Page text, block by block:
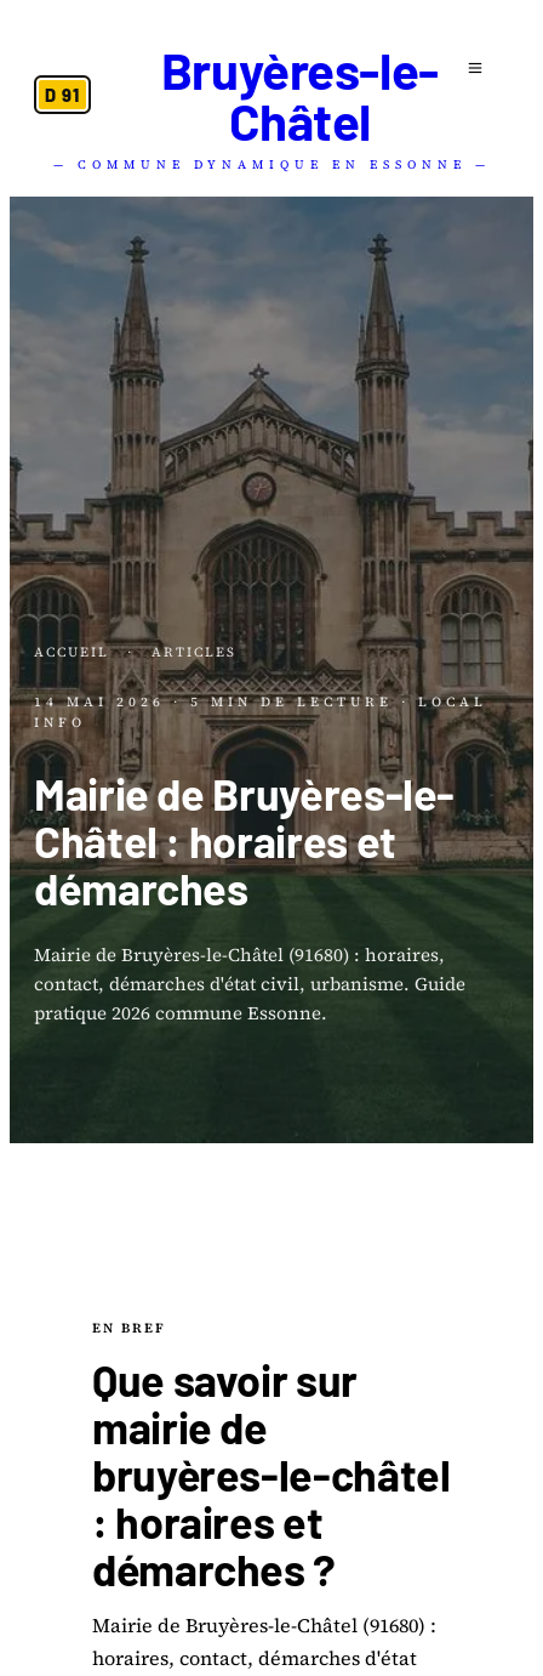
D 91
Bruyères-le-
Châtel
— COMMUNE DYNAMIQUE EN ESSONNE —
ACCUEIL · ARTICLES
14 MAI 2026 · 5 MIN DE LECTURE · LOCAL
INFO
Mairie de Bruyères-le-
Châtel : horaires et
démarches
Mairie de Bruyères-le-Châtel (91680) : horaires,
contact, démarches d'état civil, urbanisme. Guide
pratique 2026 commune Essonne.
EN BREF
Que savoir sur
mairie de
bruyères-le-châtel
: horaires et
démarches ?
Mairie de Bruyères-le-Châtel (91680) :
horaires, contact, démarches d'état